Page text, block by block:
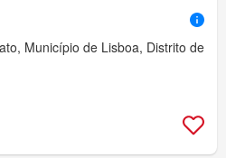
Município de Lisboa, Distrito de